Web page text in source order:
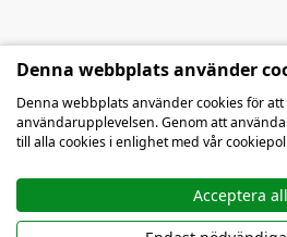
Rekvisita till
MB Atviros idėjos
Företagskod: 303916994
Momsnummer: LT100009259419
Kontonummer: LT127300010142639019
E-post:info@openauto.se
Denna webbplats använder
Denna webbplats använder cookies för
användarupplevelsen. Genom att
till alla cookies i enlighet med vår
Acceptera